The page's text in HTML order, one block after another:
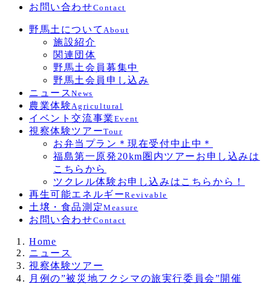
お問い合わせContact
野馬土について About
施設紹介
関連団体
野馬土会員募集中
野馬土会員申し込み
ニュースNews
農業体験Agricultural
イベント交流事業 Event
視察体験ツアーTour
お弁当プラン＊現在受付中止中＊
福島第一原発20km圏内ツアーお申し込みは
こちらから
ツクレル体験お申し込みはこちらから！
再生可能エネルギーRevivable
土壌・食品測定Measure
お問い合わせContact
Home
ニュース
視察体験ツアー
月例の”被災地フクシマの旅実行委員会”開催